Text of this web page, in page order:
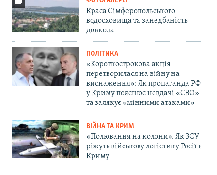
Краса Сімферопольського
водосховища та занедбаність
довкола
ПОЛІТИКА
«Короткострокова акція
перетворилася на війну на
виснаження»: Як пропаганда РФ
у Криму пояснює невдачі «СВО»
та залякує «мінними атаками»
ВІЙНА ТА КРИМ
«Полювання на колони». Як ЗСУ
ріжуть військову логістику Росії в
Криму